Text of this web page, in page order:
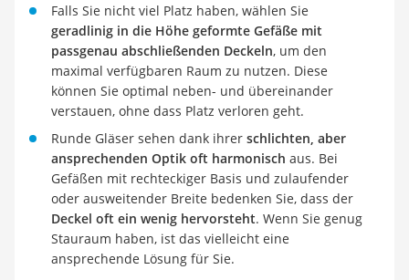
Falls Sie nicht viel Platz haben, wählen Sie
geradlinig in die Höhe geformte Gefäße mit
passgenau abschließenden Deckeln, um den
maximal verfügbaren Raum zu nutzen. Diese
können Sie optimal neben- und übereinander
verstauen, ohne dass Platz verloren geht.
Runde Gläser sehen dank ihrer schlichten, aber
ansprechenden Optik oft harmonisch aus. Bei
Gefäßen mit rechteckiger Basis und zulaufender
oder ausweitender Breite bedenken Sie, dass der
Deckel oft ein wenig hervorsteht. Wenn Sie genug
Stauraum haben, ist das vielleicht eine
ansprechende Lösung für Sie.